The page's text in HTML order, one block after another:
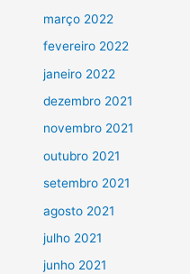
março 2022
fevereiro 2022
janeiro 2022
dezembro 2021
novembro 2021
outubro 2021
setembro 2021
agosto 2021
julho 2021
junho 2021